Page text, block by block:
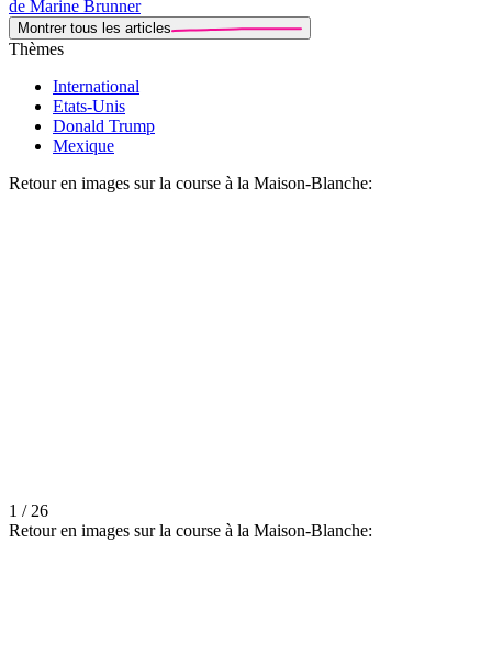
de Marine Brunner
Montrer tous les articles
Thèmes
International
Etats-Unis
Donald Trump
Mexique
Retour en images sur la course à la Maison-Blanche:
1 / 26
Retour en images sur la course à la Maison-Blanche: